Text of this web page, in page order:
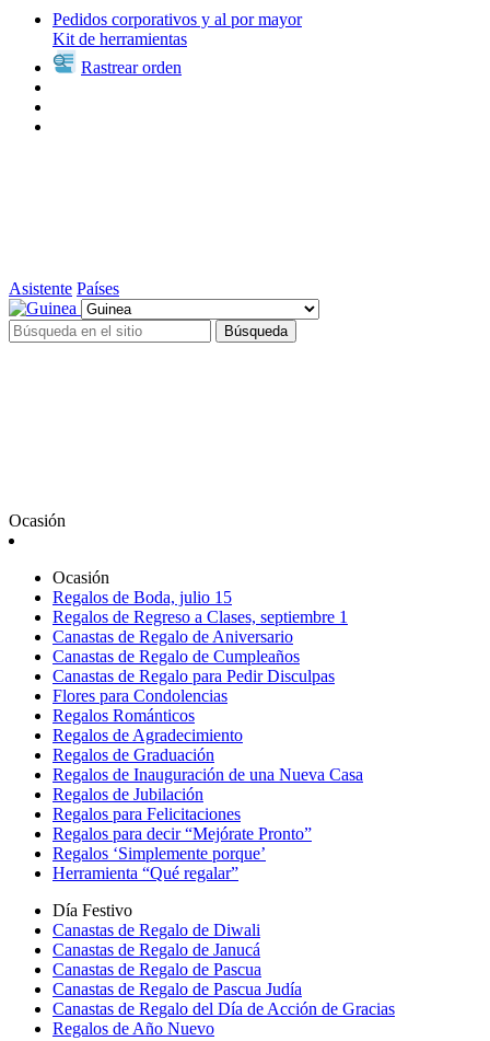
Pedidos corporativos y al por mayor
Kit de herramientas
Rastrear orden
Asistente Países
Búsqueda
Ocasión
Ocasión
Regalos de Boda, julio 15
Regalos de Regreso a Clases, septiembre 1
Canastas de Regalo de Aniversario
Canastas de Regalo de Cumpleaños
Canastas de Regalo para Pedir Disculpas
Flores para Condolencias
Regalos Románticos
Regalos de Agradecimiento
Regalos de Graduación
Regalos de Inauguración de una Nueva Casa
Regalos de Jubilación
Regalos para Felicitaciones
Regalos para decir “Mejórate Pronto”
Regalos ‘Simplemente porque’
Herramienta “Qué regalar”
Día Festivo
Canastas de Regalo de Diwali
Canastas de Regalo de Janucá
Canastas de Regalo de Pascua
Canastas de Regalo de Pascua Judía
Canastas de Regalo del Día de Acción de Gracias
Regalos de Año Nuevo